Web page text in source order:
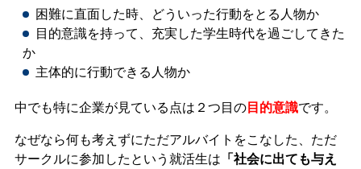
困難に直面した時、どういった行動をとる人物か
目的意識を持って、充実した学生時代を過ごしてきた
か
主体的に行動できる人物か
中でも特に企業が見ている点は２つ目の目的意識です。
なぜなら何も考えずにただアルバイトをこなした、ただ
サークルに参加したという就活生は 「社会に出ても与え